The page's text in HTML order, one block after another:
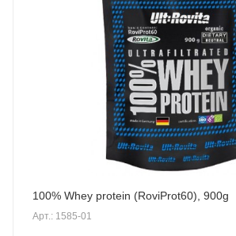
100% Whey protein (RoviProt60), 900g
Арт.: 1585-01